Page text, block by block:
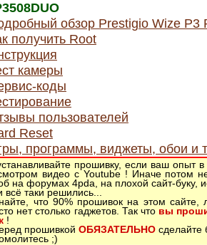
обзор Prestigio Wize P3
получить Root
камеры
коды
пользователей
Reset
программы, виджеты, обои и
прошивку, если ваш опыт
видео с Youtube ! Иначе потом
на форумах 4pda, на плохой сайт-буку,
всё таки решились...
что 90% прошивок на этом сайте,
нет столько гаджетов. Так что вы
!
прошивкой ОБЯЗАТЕЛЬНОсделайте
;)